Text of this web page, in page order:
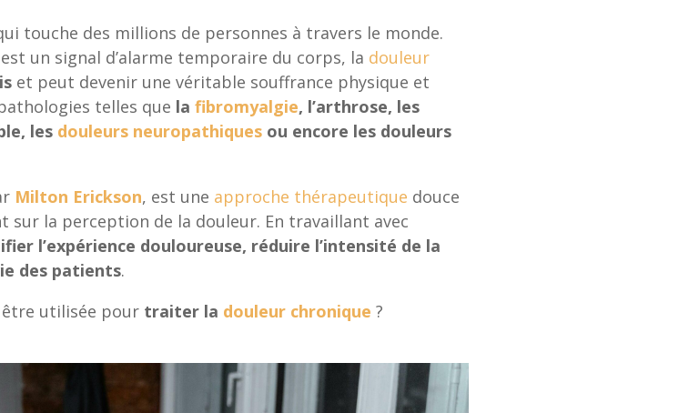
touche des millions de personnes à travers le monde.
un signal d’alarme temporaire du corps, la douleur
et peut devenir une véritable souffrance physique et
telles que la fibromyalgie, l’arthrose, les
les douleurs neuropathiquesou encore les douleurs
Milton Erickson, est une approche thérapeutique douce
sur la perception de la douleur. En travaillant avec
l’expérience douloureuse, réduire l’intensité de la
des patients.
être utilisée pour traiter la douleur chronique ?